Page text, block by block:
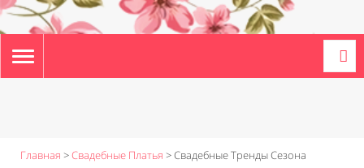
TOGGLE
NAVIGATION
Главная >Свадебные Платья >Свадебные Тренды Сезона